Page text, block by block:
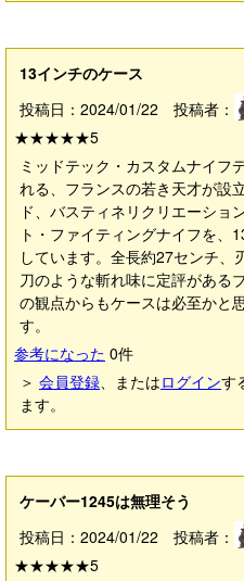
13インチのケース
投稿日：2024/01/22 投稿者：
★★★★★5
ミッドテック・カスタムナイフ
れる、フランスの若き天才が設
ド、バスティネリクリエーショ
ト・ファイティングナイフを、
しています。全長約27センチ、
刀のような斬れ味に定評がある
の観点からもケースは必至かと
す。
参考になった 0件
＞ 会員登録、またはログインす
ます。
ケーバー1245は無理そう
投稿日：2024/01/22 投稿者：
★★★★★5